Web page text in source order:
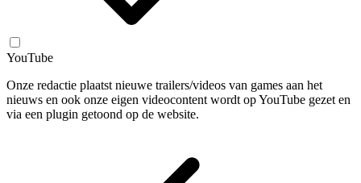
YouTube
Onze redactie plaatst nieuwe trailers/videos van games aan het
nieuws en ook onze eigen videocontent wordt op YouTube gezet en
via een plugin getoond op de website.